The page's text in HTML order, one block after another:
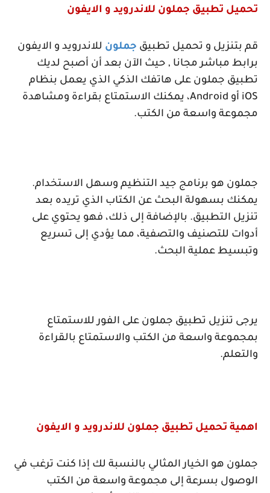
تحميل تطبيق جملون للاندرويد و الايفون
قم بتنزيل و تحميل تطبيق جملون للاندرويد و الايفون
برابط مباشر مجانا , حيث الآن بعد أن أصبح لديك
تطبيق جملون على هاتفك الذكي الذي يعمل بنظام
iOS أو Android، يمكنك الاستمتاع بقراءة ومشاهدة
مجموعة واسعة من الكتب.
جملون هو برنامج جيد التنظيم وسهل الاستخدام.
يمكنك بسهولة البحث عن الكتاب الذي تريده بعد
تنزيل التطبيق. بالإضافة إلى ذلك، فهو يحتوي على
أدوات للتصنيف والتصفية، مما يؤدي إلى تسريع
وتبسيط عملية البحث.
يرجى تنزيل تطبيق جملون على الفور للاستمتاع
بمجموعة واسعة من الكتب والاستمتاع بالقراءة
والتعلم.
اهمية تحميل تطبيق جملون للاندرويد و الايفون
جملون هو الخيار المثالي بالنسبة لك إذا كنت ترغب في
الوصول بسرعة إلى مجموعة واسعة من الكتب